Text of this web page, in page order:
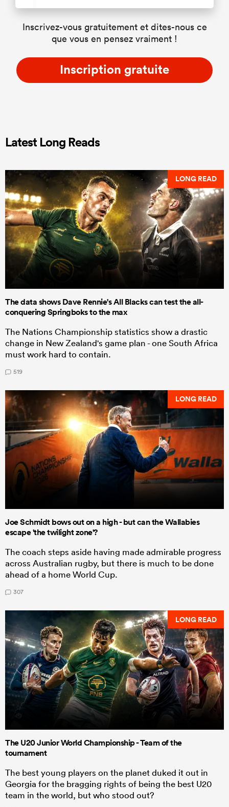
Inscrivez-vous gratuitement et dites-nous ce
que vous en pensez vraiment !
Inscription gratuite
Latest Long Reads
LONG READ
The data shows Dave Rennie's All Blacks can test the all-
conquering Springboks to the max
The Nations Championship statistics show a drastic
change in New Zealand's game plan - one South Africa
must work hard to contain.
519
LONG READ
Joe Schmidt bows out on a high - but can the Wallabies
escape 'the twilight zone'?
The coach steps aside having made admirable progress
across Australian rugby, but there is much to be done
ahead of a home World Cup.
307
LONG READ
The U20 Junior World Championship - Team of the
tournament
The best young players on the planet duked it out in
Georgia for the bragging rights of being the best U20
team in the world, but who stood out?